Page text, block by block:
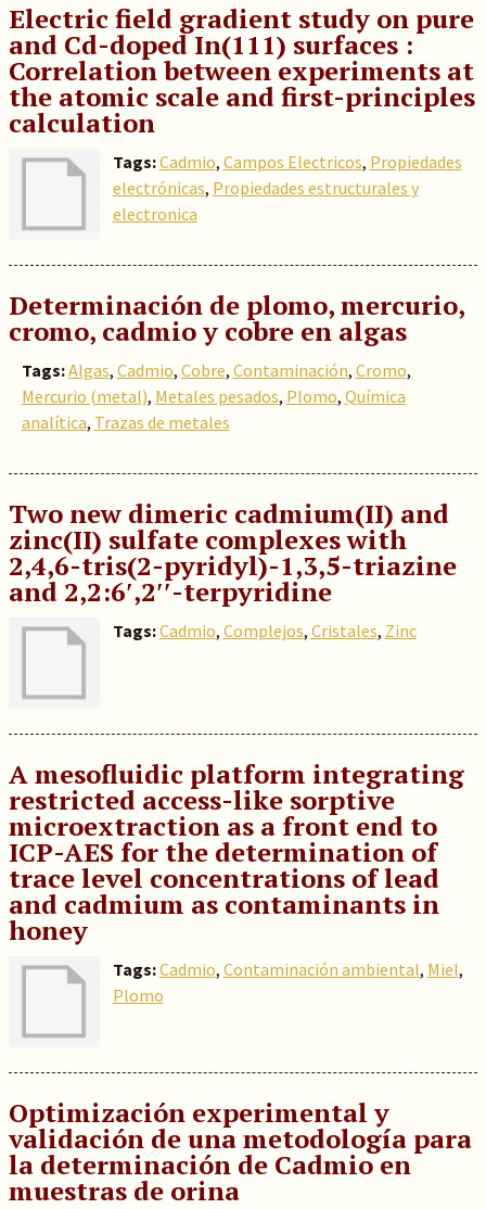
Electric field gradient study on pure
and Cd-doped In(111) surfaces :
Correlation between experiments at
the atomic scale and first-principles
calculation
Tags:Cadmio, Campos Electricos, Propiedades
electrónicas, Propiedades estructurales y
electronica
Determinación de plomo, mercurio,
cromo, cadmio y cobre en algas
Tags:Algas, Cadmio, Cobre, Contaminación, Cromo,
Mercurio (metal), Metales pesados, Plomo, Química
analítica, Trazas de metales
Two new dimeric cadmium(II) and
zinc(II) sulfate complexes with
2,4,6-tris(2-pyridyl)-1,3,5-triazine
and 2,2:6′,2′′-ter­pyridine
Tags:Cadmio, Complejos, Cristales, Zinc
A mesofluidic platform integrating
restricted access-like sorptive
microextraction as a front end to
ICP-AES for the determination of
trace level concentrations of lead
and cadmium as contaminants in
honey
Tags:Cadmio, Contaminación ambiental, Miel,
Plomo
Optimización experimental y
validación de una metodología para
la determinación de Cadmio en
muestras de orina